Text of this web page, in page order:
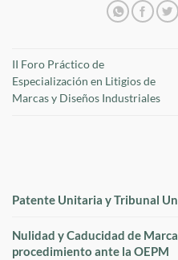
II Foro Práctico de
Especialización en Litigios de
Marcas y Diseños Industriales
Patente Unitaria y Tribunal
Nulidad y Caducidad de
procedimiento ante la OEPM